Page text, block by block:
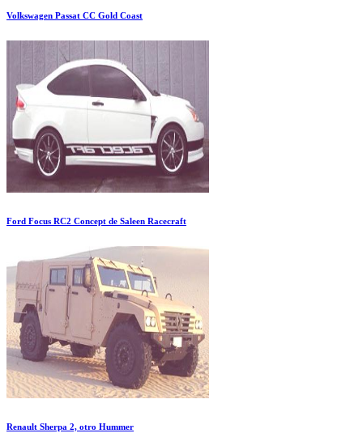
Volkswagen Passat CC Gold Coast
Ford Focus RC2 Concept de Saleen Racecraft
Renault Sherpa 2, otro Hummer